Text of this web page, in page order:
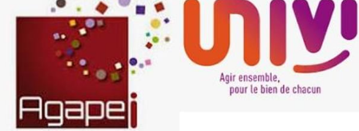
Antoine Besse Parathriathlète
Handiness dans la presse
Contacter handiness